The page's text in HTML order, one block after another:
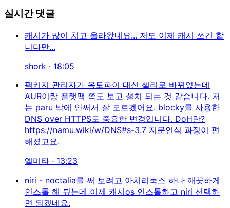
실시간 댓글
캐시가 많이 치고 올라왔네요... 저도 이제 캐시 쓰긴 합
니다만...
shork · 18:05
팩키지 관리자가 옥토파이 대신 셸리로 바뀌었는데
AUR이랑 플랫팩 쪽도 보고 설치 되는 것 같습니다. 저
는 paru 밖에 안써서 잘 모르겠어요. blocky를 사용한
DNS over HTTPS도 중요한 변경입니다. DoH란?
https://namu.wiki/w/DNS#s-3.7 지문인식 과정이 편
해졌고요.
엘미타 · 13:23
niri - noctalia를 써 보려고 아치리눅스 하나 깨끗하게
인스톨 해 뒀는데 이제 캐시os 인스톨하고 niri 선택하
면 되겠네요.